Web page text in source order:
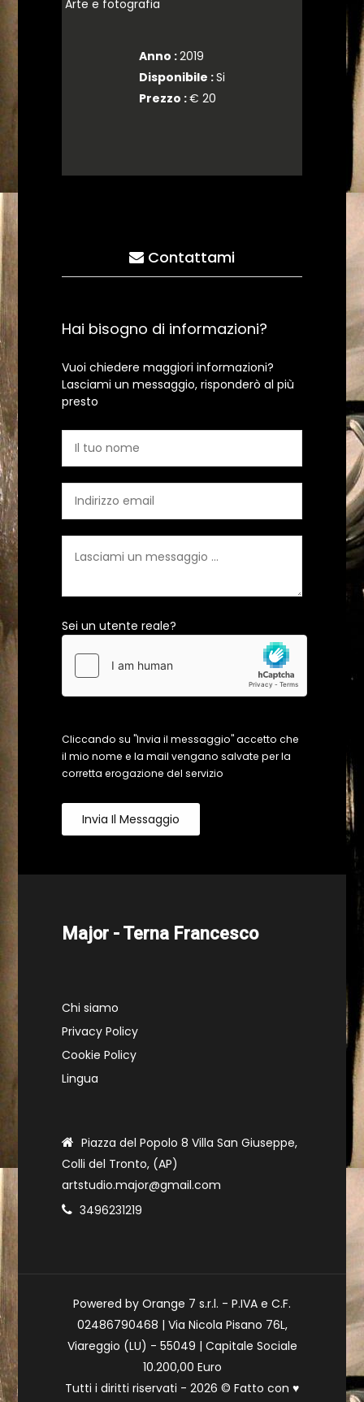
Arte e fotografia
Anno :2019
Disponibile :Si
Prezzo :€ 20
Contattami
Hai bisogno di informazioni?
Vuoi chiedere maggiori informazioni?
Lasciami un messaggio, risponderò al più
presto
Sei un utente reale?
Cliccando su "Invia il messaggio" accetto che
il mio nome e la mail vengano salvate per la
corretta erogazione del servizio
Invia Il Messaggio
Major - Terna Francesco
Chi siamo
Privacy Policy
Cookie Policy
Lingua
Piazza del Popolo 8 Villa San Giuseppe,
Colli del Tronto, (AP)
artstudio.major@gmail.com
3496231219
Powered by Orange 7 s.r.l. - P.IVA e C.F.
02486790468 | Via Nicola Pisano 76L,
Viareggio (LU) - 55049 | Capitale Sociale
10.200,00 Euro
Tutti i diritti riservati - 2026 © Fatto con ♥